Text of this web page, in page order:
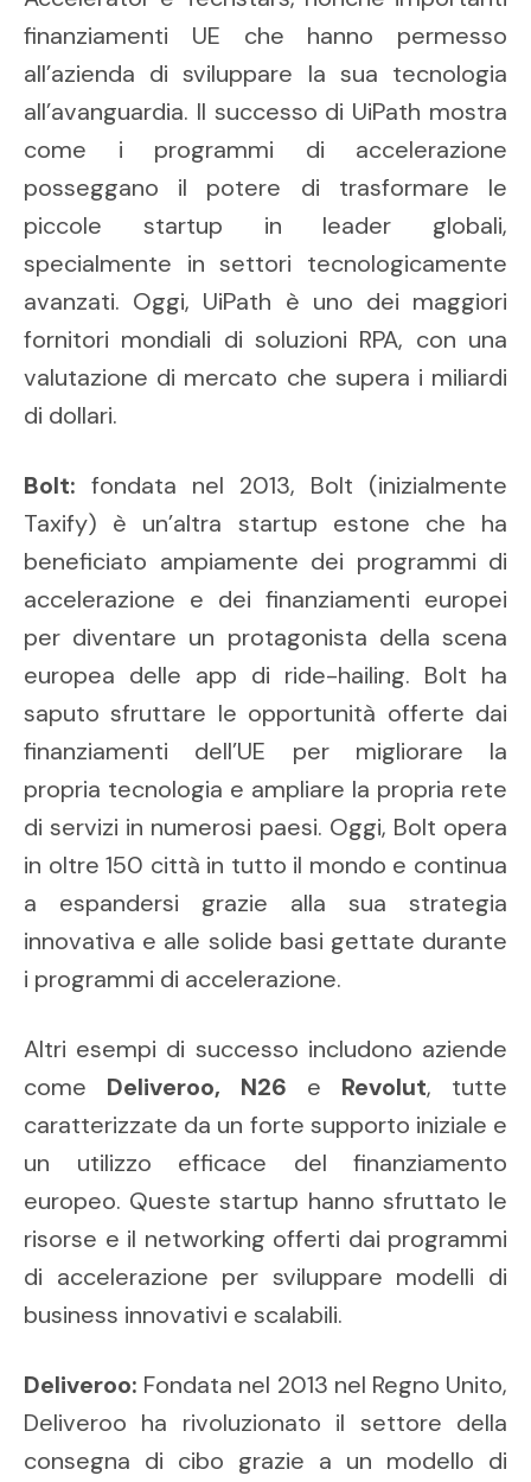
finanziamenti UE che hanno permesso
all’azienda di sviluppare la sua tecnologia
all’avanguardia. Il successo di UiPath mostra
come i programmi di accelerazione
posseggano il potere di trasformare le
piccole startup in leader globali,
specialmente in settori tecnologicamente
avanzati. Oggi, UiPath è uno dei maggiori
fornitori mondiali di soluzioni RPA, con una
valutazione di mercato che supera i miliardi
di dollari.
Bolt: fondata nel 2013, Bolt (inizialmente
Taxify) è un’altra startup estone che ha
beneficiato ampiamente dei programmi di
accelerazione e dei finanziamenti europei
per diventare un protagonista della scena
europea delle app di ride-hailing. Bolt ha
saputo sfruttare le opportunità offerte dai
finanziamenti dell’UE per migliorare la
propria tecnologia e ampliare la propria rete
di servizi in numerosi paesi. Oggi, Bolt opera
in oltre 150 città in tutto il mondo e continua
a espandersi grazie alla sua strategia
innovativa e alle solide basi gettate durante
i programmi di accelerazione.
Altri esempi di successo includono aziende
come Deliveroo, N26 e Revolut, tutte
caratterizzate da un forte supporto iniziale e
un utilizzo efficace del finanziamento
europeo. Queste startup hanno sfruttato le
risorse e il networking offerti dai programmi
di accelerazione per sviluppare modelli di
business innovativi e scalabili.
Deliveroo: Fondata nel 2013 nel Regno Unito,
Deliveroo ha rivoluzionato il settore della
consegna di cibo grazie a un modello di